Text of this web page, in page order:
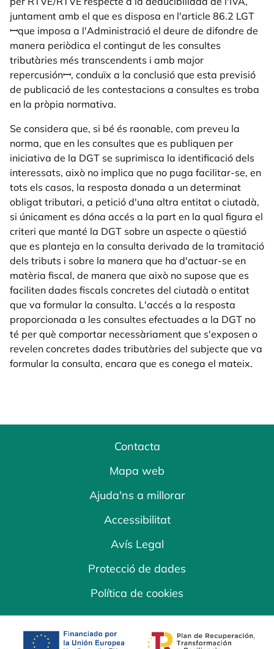
juntament amb el que es disposa en l'article 86.2 LGT
ꟷque imposa a l'Administració el deure de difondre de
manera periòdica el contingut de les consultes
tributàries més transcendents i amb major
repercusiónꟷ, conduïx a la conclusió que esta previsió
de publicació de les contestacions a consultes es troba
en la pròpia normativa.
Se considera que, si bé és raonable, com preveu la
norma, que en les consultes que es publiquen per
iniciativa de la DGT se suprimisca la identificació dels
interessats, això no implica que no puga facilitar-se, en
tots els casos, la resposta donada a un determinat
obligat tributari, a petició d'una altra entitat o ciutadà,
si únicament es dóna accés a la part en la qual figura el
criteri que manté la DGT sobre un aspecte o qüestió
que es planteja en la consulta derivada de la tramitació
dels tributs i sobre la manera que ha d'actuar-se en
matèria fiscal, de manera que això no supose que es
faciliten dades fiscals concretes del ciutadà o entitat
que va formular la consulta. L'accés a la resposta
proporcionada a les consultes efectuades a la DGT no
té per què comportar necessàriament que s'exposen o
revelen concretes dades tributàries del subjecte que va
formular la consulta, encara que es conega el mateix.
Contacta
Mapa web
Ajuda'ns a millorar
Accessibilitat
Avís Legal
Protecció de dades
Política de cookies
opens in a new tab opens in a new